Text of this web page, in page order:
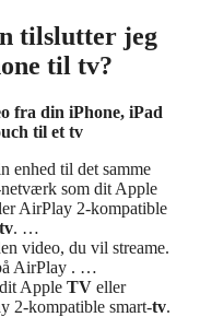
tilslutter jeg
til tv?
fra din iPhone, iPad
til et tv
enhed til det samme
som dit Apple
AirPlay 2-kompatible
tv. …
video, du vil streame.
AirPlay . …
Apple TV eller
2-kompatible smart-tv.